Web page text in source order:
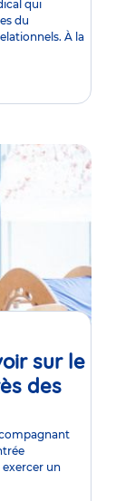
qui
du
À la
sur le
des
un